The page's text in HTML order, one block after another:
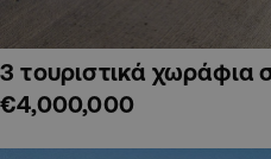
3 τουριστικά χωράφια
€4,000,000